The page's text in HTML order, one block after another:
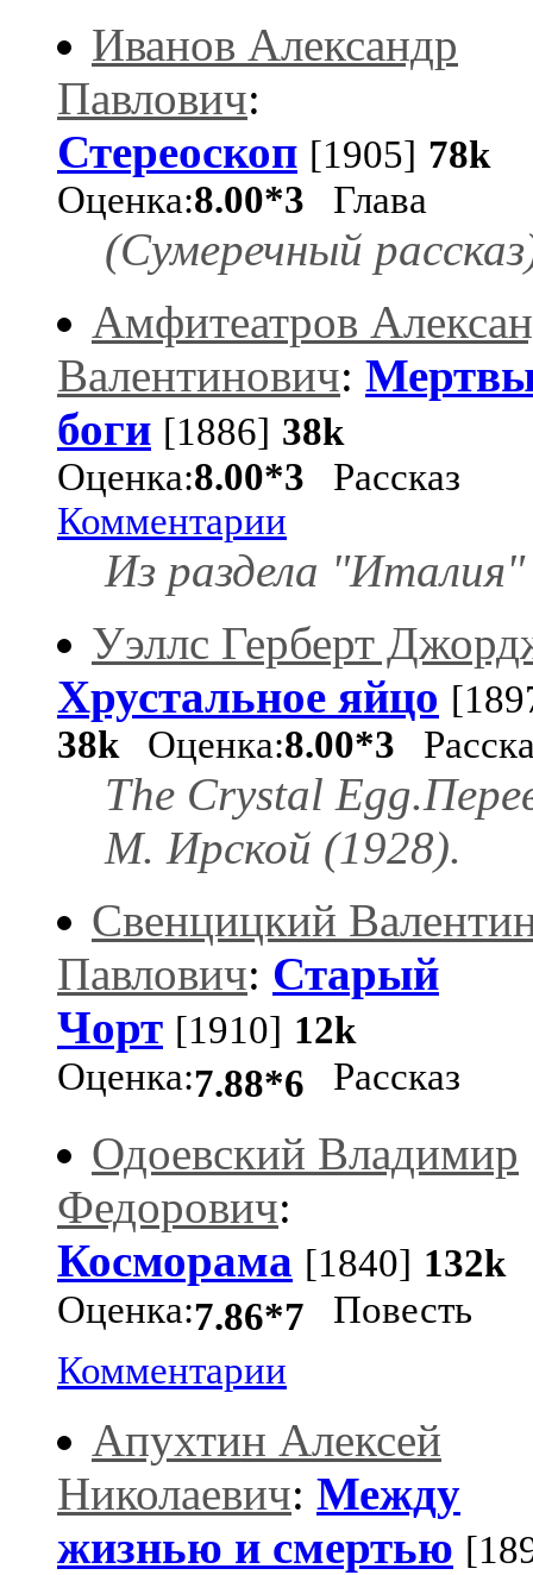
Иванов Александр
Павлович:
Стереоскоп [1905] 78k
Оценка:8.00*3 Глава
(Сумеречный
Амфитеатров
Валентинович:
боги [1886] 38k
Оценка:8.00*3 Рассказ
Комментарии
Из раздела "Италия"
Уэллс Герберт
Хрустальное яйцо
38kОценка:8.00*3
The Crystal
М. Ирской (1928).
Свенцицкий
Павлович: Старый
Чорт [1910] 12k
Оценка:7.88*6
Рассказ
Одоевский Владимир
Федорович:
Косморама [1840] 132k
Оценка:7.86*7 Повесть
Комментарии
Апухтин Алексей
Николаевич: Между
жизнью и смертью